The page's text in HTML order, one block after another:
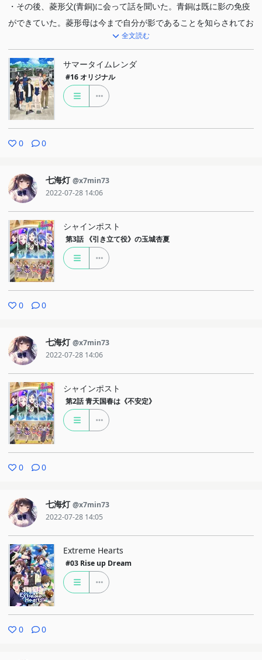
・その後、菱形父(青銅)に会って話を聞いた。青銅は既に影の免疫
ができていた。菱形母は今まで自分が影であることを知らされてお
らず、そのようにつくられた。ハイネを倒すと、すべての影が消え
てしまう。
・朱鷺子は母のためにハイネを復活させようとしていたが、青銅に
よると、ハイネには別の目的があった。ハイネはただ故郷に帰るた
めに力を得ようとしていたのだ。
・青銅は慎平たちに、朱鷺子に隠させた「裏カルテ」の存在を明か
した。それは「影の病」で亡くなった人たち、つまりハイネに捧げ
うとしたため消されてしまったという。
・青銅によると「シデ」の正体とは、ハイネが最初に産んだ子ども
で、菱形医院の初代創始者であったのだ。
全文読む
サマータイムレンダ
#16 オリジナル
0 0
七海灯 @x7min73
2022-07-28 14:06
シャインポスト
第3話 《引き立て役》の玉城杏夏
0 0
七海灯 @x7min73
2022-07-28 14:06
シャインポスト
第2話 青天国春は《不安定》
0 0
七海灯 @x7min73
2022-07-28 14:05
Extreme Hearts
#03 Rise up Dream
0 0